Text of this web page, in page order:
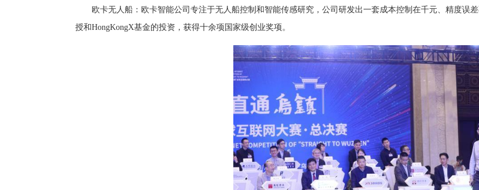
欧卡无人船：欧卡智能公司专注于无人船控制和智能传感研究，公司研发出一套成本控制在千元、精度误
授和HongKongX基金的投资，获得十余项国家级创业奖项。